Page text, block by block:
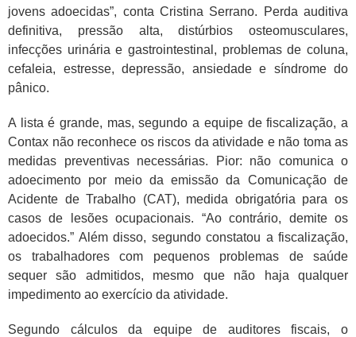
jovens adoecidas”, conta Cristina Serrano. Perda auditiva
definitiva, pressão alta, distúrbios osteomusculares,
infecções urinária e gastrointestinal, problemas de coluna,
cefaleia, estresse, depressão, ansiedade e síndrome do
pânico.
A lista é grande, mas, segundo a equipe de fiscalização, a
Contax não reconhece os riscos da atividade e não toma as
medidas preventivas necessárias. Pior: não comunica o
adoecimento por meio da emissão da Comunicação de
Acidente de Trabalho (CAT), medida obrigatória para os
casos de lesões ocupacionais. “Ao contrário, demite os
adoecidos.” Além disso, segundo constatou a fiscalização,
os trabalhadores com pequenos problemas de saúde
sequer são admitidos, mesmo que não haja qualquer
impedimento ao exercício da atividade.
Segundo cálculos da equipe de auditores fiscais, o